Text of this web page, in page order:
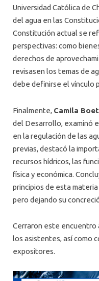
Universidad Católica de
del agua en las
Constitución actual se
perspectivas: como
derechos de
revisasen los temas de
debe definirse el vínculo
Finalmente, Camila
del Desarrollo, examinó
en la regulación de las
previas, destacó la
recursos hídricos, las
física y económica.
principios de esta
pero dejando su
Cerraron este encuentro
los asistentes, así como
expositores.